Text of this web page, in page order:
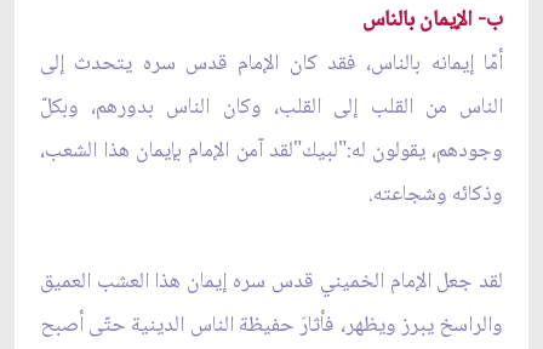
ب- الإيمان بالناس
أمّا إيمانه بالناس، فقد كان الإمام قدس سره يتحدث إلى
الناس من القلب إلى القلب، وكان الناس بدورهم، وبكلّ
وجودهم، يقولون له:"لبيك"لقد آمن الإمام بإيمان هذا الشعب،
وذكائه وشجاعته.
لقد جعل الإمام الخميني قدس سره إيمان هذا العشب العميق
والراسخ يبرز ويظهر، فأثارَ حفيظة الناس الدينية حتّى أصبح